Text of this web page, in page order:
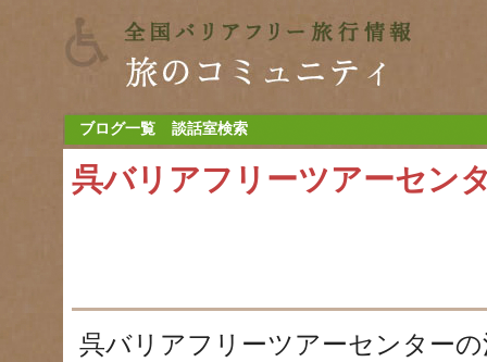
ブログ一覧 談話室検索
呉バリアフリーツアーセン
呉バリアフリーツアーセンター